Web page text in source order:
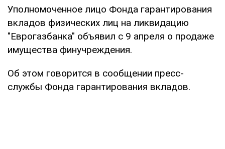
Уполномоченное лицо Фонда гарантирования
вкладов физических лиц на ликвидацию
"Еврогазбанка" объявил с 9 апреля о продаже
имущества финучреждения.
Об этом говорится в сообщении пресс-
службы Фонда гарантирования вкладов.